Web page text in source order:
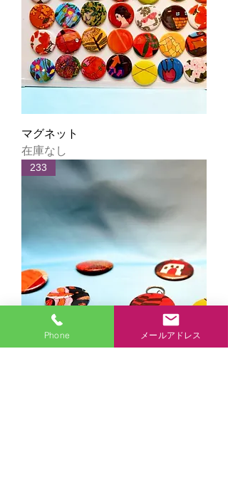
マグネット
在庫なし
233
Phone メールアドレス